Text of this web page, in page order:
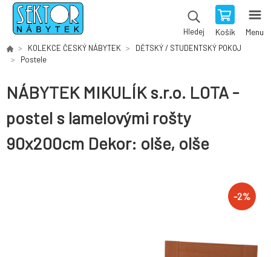
Hledej Košík Menu
KOLEKCE ČESKÝ NÁBYTEK
DĚTSKÝ / STUDENTSKÝ POKOJ
Postele
NÁBYTEK MIKULÍK s.r.o. LOTA -
postel s lamelovými rošty
90x200cm Dekor: olše, olše
-2%